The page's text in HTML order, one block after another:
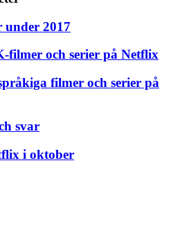
under 2017
filmer och serier på Netflix
filmer och serier på
svar
i oktober